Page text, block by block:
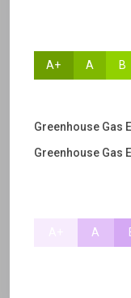
A+ A B
Greenhouse Gas
Greenhouse Gas
A